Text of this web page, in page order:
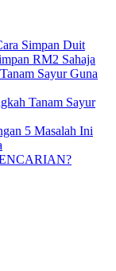
Simpan Duit
RM2 Sahaja
Sayur Guna
Tanam Sayur
5 Masalah Ini